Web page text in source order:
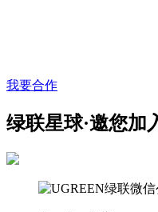
我要合作
绿联星球·邀您加